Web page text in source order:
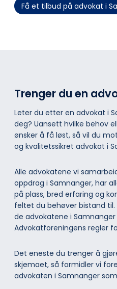
Få et tilbud på advokat i
Trenger du en
Leter du etter en advokat i
deg? Uansett hvilke behov
ønsker å få løst, så vil du
og kvalitetssikret advokat i
Alle advokatene vi
oppdrag i Samnanger, har
på plass, bred erfaring og
feltet du behøver bistand
de advokatene i
Advokatforeningens regler
Det eneste du trenger å
skjemaet, så formidler vi
advokaten i Samnanger